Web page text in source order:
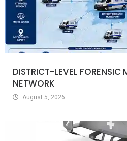
DISTRICT-LEVEL FORENSIC
NETWORK
August 5, 2026